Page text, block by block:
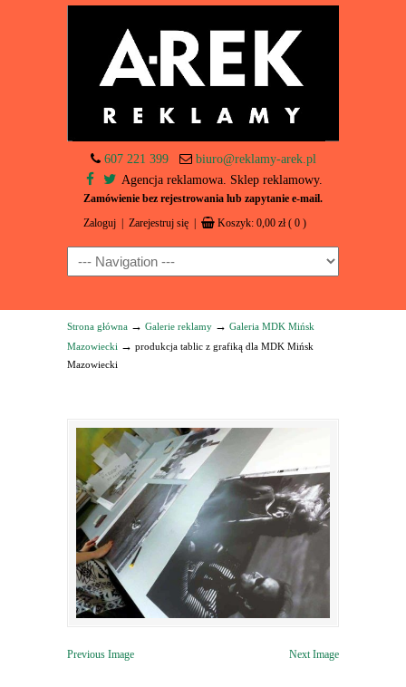
607 221 399
biuro@reklamy-arek.pl
Agencja reklamowa. Sklep reklamowy.
Zamówienie bez rejestrowania lub zapytanie e-mail.
Zaloguj Zarejestruj się Koszyk: 0,00 zł ( 0 )
Navigation
Strona główna → Galerie reklamy → Galeria MDK Mińsk
Mazowiecki → produkcja tablic z grafiką dla MDK Mińsk
Mazowiecki
Previous Image Next Image